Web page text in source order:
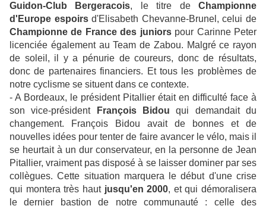
Guidon-Club Bergeracois, le titre deChampionne
d'Europe espoirsd'Elisabeth Chevanne-Brunel, celui de
Championne de France des juniorspour Carinne Peter
licenciée également au Team de Zabou. Malgré ce rayon
de soleil, il y a pénurie de coureurs, donc de résultats,
donc de partenaires financiers. Et tous les problèmes de
notre cyclisme se situent dans ce contexte.
- A Bordeaux, le président Pitallier était en difficulté face à
son vice-président
François Bidouqui demandait du
changement. François Bidou avait de bonnes et de
nouvelles idées pour tenter de faire avancer le vélo, mais il
se heurtait à un dur conservateur, en la personne de Jean
Pitallier, vraiment pas disposé à se laisser dominer par ses
collègues. Cette situation marquera le début d'une crise
qui montera très haut jusqu'en 2000, et qui démoralisera
le dernier bastion de notre communauté : celle des